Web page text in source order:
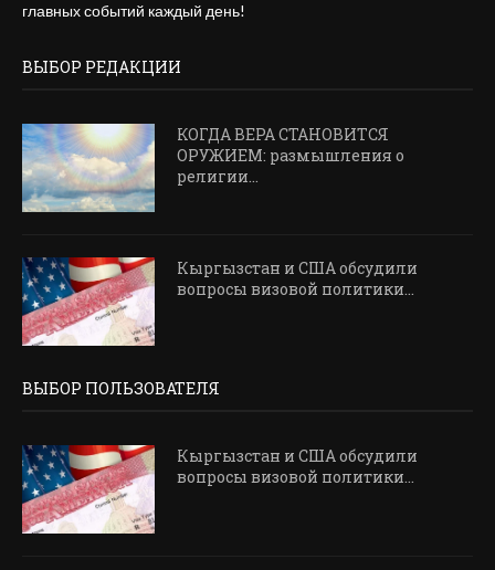
главных событий каждый день!
ВЫБОР РЕДАКЦИИ
КОГДА ВЕРА СТАНОВИТСЯ
ОРУЖИЕМ: размышления о
религии...
Кыргызстан и США обсудили
вопросы визовой политики...
ВЫБОР ПОЛЬЗОВАТЕЛЯ
Кыргызстан и США обсудили
вопросы визовой политики...